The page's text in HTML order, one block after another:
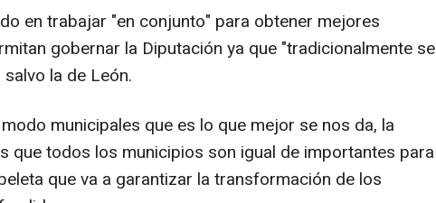
en trabajar "en conjunto" para obtener mejores
gobernar la Diputación ya que "tradicionalmente se
la de León.
municipales que es lo que mejor se nos da, la
que todos los municipios son igual de importantes para
que va a garantizar la transformación de los